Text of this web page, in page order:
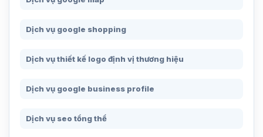
Dịch vụ google shopping
Dịch vụ thiết kế logo định vị thương hiệu
Dịch vụ google business profile
Dịch vụ seo tổng thể